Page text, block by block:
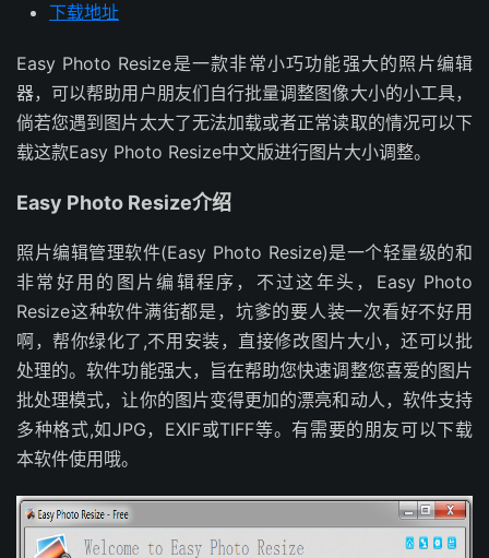
下载地址
Easy Photo Resize是一款非常小巧功能强大的照片编辑
器，可以帮助用户朋友们自行批量调整图像大小的小工具，
倘若您遇到图片太大了无法加载或者正常读取的情况可以下
载这款Easy Photo Resize中文版进行图片大小调整。
Easy Photo Resize介绍
照片编辑管理软件(Easy Photo Resize)是一个轻量级的和
非常好用的图片编辑程序，不过这年头，Easy Photo
Resize这种软件满街都是，坑爹的要人装一次看好不好用
啊，帮你绿化了,不用安装，直接修改图片大小，还可以批
处理的。软件功能强大，旨在帮助您快速调整您喜爱的图片
批处理模式，让你的图片变得更加的漂亮和动人，软件支持
多种格式,如JPG，EXIF或TIFF等。有需要的朋友可以下载
本软件使用哦。